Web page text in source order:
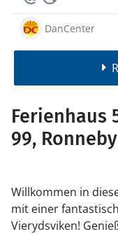
DanCenter
Ferienhaus
99, Ronneby
Willkommen in
mit einer
Vierydsviken!